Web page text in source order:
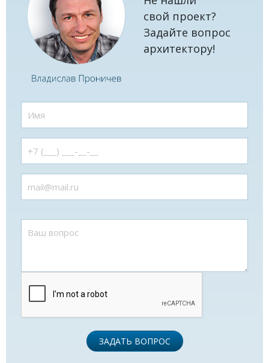
свой проект?
Задайте вопрос
архитектору!
ЗАДАТЬ ВОПРОС